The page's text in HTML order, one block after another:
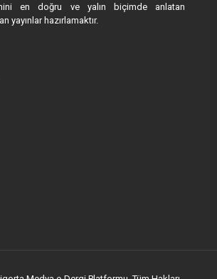
en doğru ve yalın biçimde anlatan
yayınlar hazırlamaktır.